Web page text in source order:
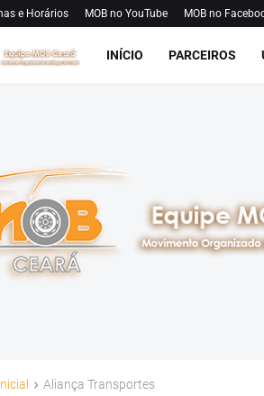
e Horários MOB no YouTube MOB no
INÍCIO PARCEIROS
Aliança Transportes